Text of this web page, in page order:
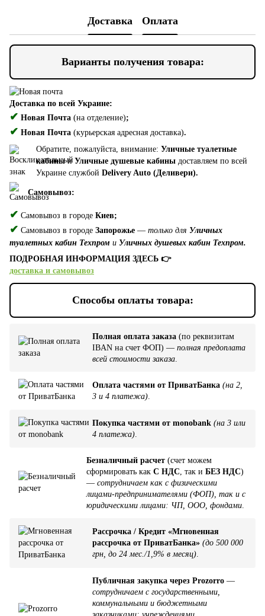
Доставка Оплата
Варианты получения товара:
Доставка по всей Украине:
✔ Новая Почта (на отделение);
✔ Новая Почта (курьерская адресная доставка).
Обратите, пожалуйста, внимание: Уличные туалетные
кабиныи Уличные душевые кабины доставляем по всей
Украине службой Delivery Auto (Деливери).
Самовывоз:
✔ Самовывоз в городе Киев;
✔ Самовывоз в городе Запорожье — только для Уличных
туалетных кабин Техпром и Уличных душевых кабин Техпром.
ПОДРОБНАЯ ИНФОРМАЦИЯ ЗДЕСЬ 👉
доставка и самовывоз
Способы оплаты товара:
Полная оплата заказа (по реквизитам
IBAN на счет ФОП) — полная предоплата
всей стоимости заказа
Оплата частями от ПриватБанка (на 2,
3 и 4 платежа)
Покупка частями от monobank (на 3 или
4 платежа)
Безналичный расчет (счет можем
сформировать как С НДС , так и БЕЗ НДС)
— сотрудничаем как с физическими
лицами-предпринимателями (ФОП), так и с
юридическими лицами: ЧП, ООО, фондами
Рассрочка / Кредит «Мгновенная
рассрочка от ПриватБанка» (до 500 000
грн, до 24 мес./1,9% в месяц).
Публичная закупка через Prozorro —
сотрудничаем с государственными,
коммунальными и бюджетными